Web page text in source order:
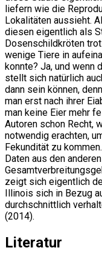
liefern wie die
Lokalitäten aussieht.
diesen eigentlich als
Dosenschildkröten
wenige Tiere in
konnte? Ja, und wenn
stellt sich natürlich
dann sein können,
man erst nach ihrer
man keine Eier mehr
Autoren schon Recht,
notwendig erachten,
Fekundität zu
Daten aus den
zeigt sich eigentlich
Illinois sich in Bezug
durchschnittlich
(2014).
Literatur